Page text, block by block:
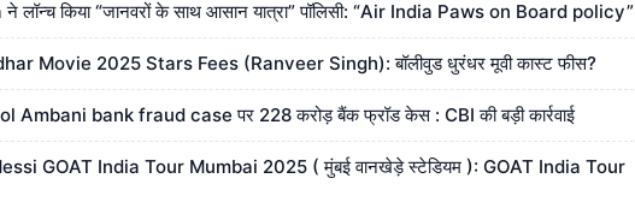
लॉन्च किया “जानवरों के साथ आसान यात्रा” पॉलिसी: “Air India Paws on Board policy”
Movie 2025 Stars Fees (Ranveer Singh): बॉलीवुड धुरंधर मूवी कास्ट फीस?
Ambani bank fraud case पर 228 करोड़ बैंक फ्रॉड केस : CBI की बड़ी कार्रवाई
GOAT India Tour Mumbai 2025 ( मुंबई वानखेड़े स्टेडियम ): GOAT India Tour